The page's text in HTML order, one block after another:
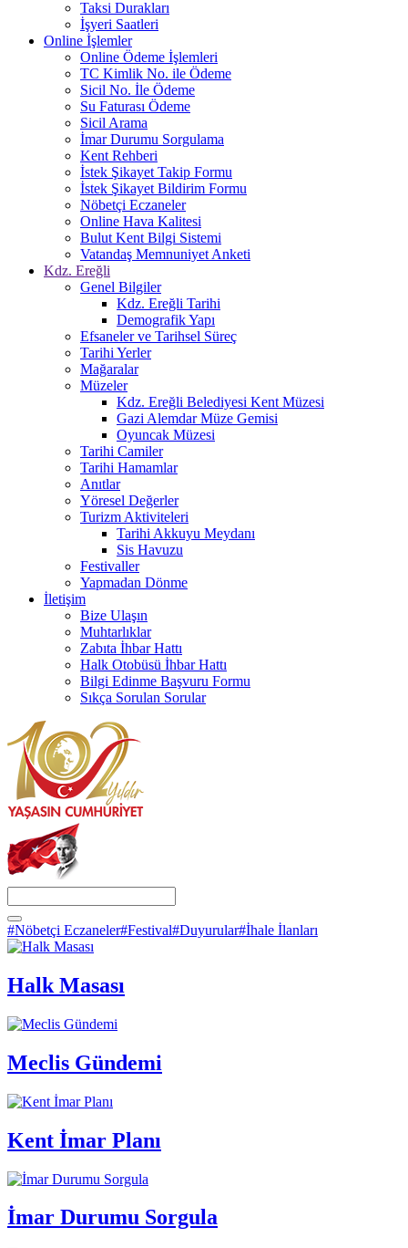
Taksi Durakları
İşyeri Saatleri
Online İşlemler
Online Ödeme İşlemleri
TC Kimlik No. ile Ödeme
Sicil No. İle Ödeme
Su Faturası Ödeme
Sicil Arama
İmar Durumu Sorgulama
Kent Rehberi
İstek Şikayet Takip Formu
İstek Şikayet Bildirim Formu
Nöbetçi Eczaneler
Online Hava Kalitesi
Bulut Kent Bilgi Sistemi
Vatandaş Memnuniyet Anketi
Kdz. Ereğli
Genel Bilgiler
Kdz. Ereğli Tarihi
Demografik Yapı
Efsaneler ve Tarihsel Süreç
Tarihi Yerler
Mağaralar
Müzeler
Kdz. Ereğli Belediyesi Kent Müzesi
Gazi Alemdar Müze Gemisi
Oyuncak Müzesi
Tarihi Camiler
Tarihi Hamamlar
Anıtlar
Yöresel Değerler
Turizm Aktiviteleri
Tarihi Akkuyu Meydanı
Sis Havuzu
Festivaller
Yapmadan Dönme
İletişim
Bize Ulaşın
Muhtarlıklar
Zabıta İhbar Hattı
Halk Otobüsü İhbar Hattı
Bilgi Edinme Başvuru Formu
Sıkça Sorulan Sorular
#Nöbetçi Eczaneler#Festival#Duyurular#İhale İlanları
Halk Masası
Meclis Gündemi
Kent İmar Planı
İmar Durumu Sorgula